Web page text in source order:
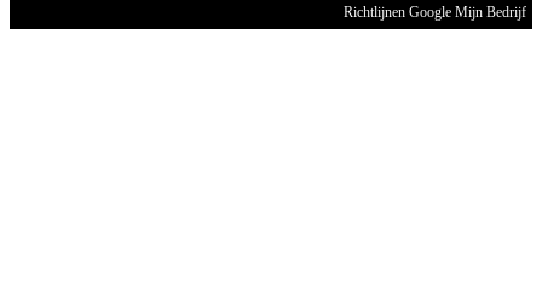
Richtlijnen Google Mijn Bedrijf